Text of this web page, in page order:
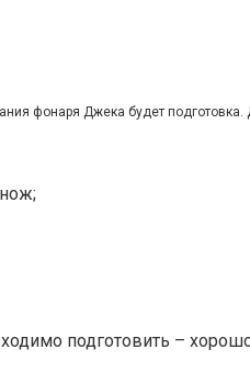
фонаря Джека будет подготовка.
подготовить –